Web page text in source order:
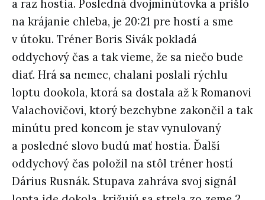
a raz hostia. Posledná dvojminútovka a prišlo
na krájanie chleba, je 20:21 pre hostí a sme
v útoku. Tréner Boris Sivák pokladá
oddychový čas a tak vieme, že sa niečo bude
diať. Hrá sa nemec, chalani poslali rýchlu
loptu dookola, ktorá sa dostala až k Romanovi
Valachovičovi, ktorý bezchybne zakončil a tak
minútu pred koncom je stav vynulovaný
a posledné slovo budú mať hostia. Ďalší
oddychový čas položil na stôl tréner hostí
Dárius Rusnák. Stupava zahráva svoj signál